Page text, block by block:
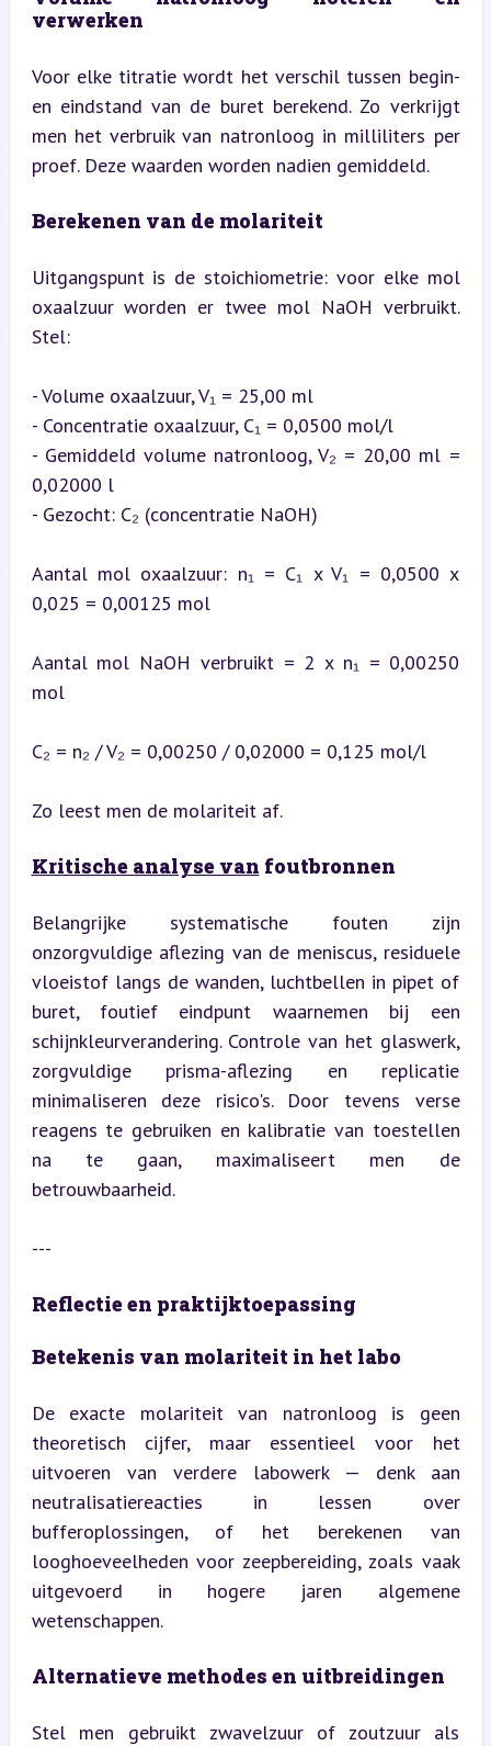
verwerken
Voor elke titratie wordt het verschil tussen begin-
en eindstand van de buret berekend. Zo verkrijgt
men het verbruik van natronloog in milliliters per
proef. Deze waarden worden nadien gemiddeld.
Berekenen van de molariteit
Uitgangspunt is de stoichiometrie: voor elke mol
oxaalzuur worden er twee mol NaOH verbruikt.
Stel:
- Volume oxaalzuur, V₁ = 25,00 ml
- Concentratie oxaalzuur, C₁ = 0,0500 mol/l
- Gemiddeld volume natronloog, V₂ = 20,00 ml =
0,02000 l
- Gezocht: C₂ (concentratie NaOH)
Aantal mol oxaalzuur: n₁ = C₁ x V₁ = 0,0500 x
0,025 = 0,00125 mol
Aantal mol NaOH verbruikt = 2 x n₁ = 0,00250
mol
C₂ = n₂ / V₂ = 0,00250 / 0,02000 = 0,125 mol/l
Zo leest men de molariteit af.
Kritische analyse van foutbronnen
Belangrijke systematische fouten zijn
onzorgvuldige aflezing van de meniscus, residuele
vloeistof langs de wanden, luchtbellen in pipet of
buret, foutief eindpunt waarnemen bij een
schijnkleurverandering. Controle van het glaswerk,
zorgvuldige prisma-aflezing en replicatie
minimaliseren deze risico's. Door tevens verse
reagens te gebruiken en kalibratie van toestellen
na te gaan, maximaliseert men de
betrouwbaarheid.
---
Reflectie en praktijktoepassing
Betekenis van molariteit in het labo
De exacte molariteit van natronloog is geen
theoretisch cijfer, maar essentieel voor het
uitvoeren van verdere labowerk — denk aan
neutralisatiereacties in lessen over
bufferoplossingen, of het berekenen van
looghoeveelheden voor zeepbereiding, zoals vaak
uitgevoerd in hogere jaren algemene
wetenschappen.
Alternatieve methodes en uitbreidingen
Stel men gebruikt zwavelzuur of zoutzuur als